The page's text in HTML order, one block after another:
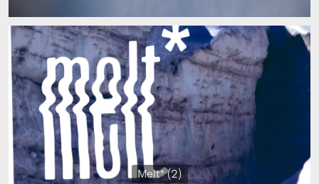
Melt* (2)